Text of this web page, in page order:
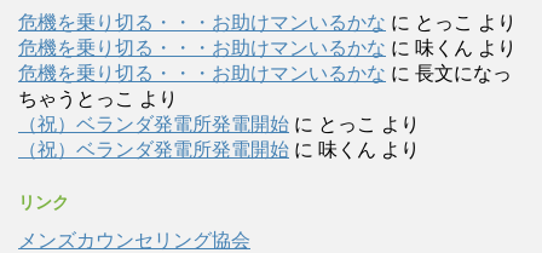
危機を乗り切る・・・お助けマンいるかな に とっこ より
危機を乗り切る・・・お助けマンいるかな に 味くん より
危機を乗り切る・・・お助けマンいるかな に 長文になっ
ちゃうとっこ より
（祝）ベランダ発電所発電開始 に とっこ より
（祝）ベランダ発電所発電開始 に 味くん より
リンク
メンズカウンセリング協会